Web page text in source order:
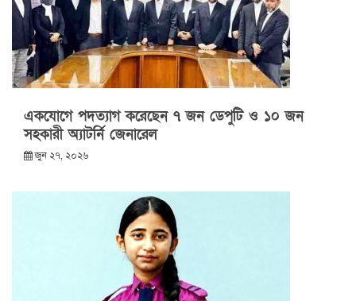
একযোগে পদত্যাগ করেছেন ৭ জন ডেপুটি ও ১০ জন
সহকারী অ্যাটর্নি জেনারেল
জুন ২৭, ২০২৬